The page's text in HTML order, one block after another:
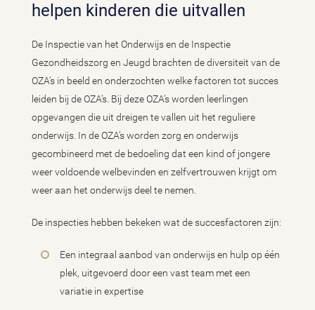
helpen kinderen die uitvallen
De Inspectie van het Onderwijs en de Inspectie
Gezondheidszorg en Jeugd brachten de diversiteit van de
OZA’s in beeld en onderzochten welke factoren tot succes
leiden bij de OZA’s. Bij deze OZA’s worden leerlingen
opgevangen die uit dreigen te vallen uit het reguliere
onderwijs. In de OZA’s worden zorg en onderwijs
gecombineerd met de bedoeling dat een kind of jongere
weer voldoende welbevinden en zelfvertrouwen krijgt om
weer aan het onderwijs deel te nemen.
De inspecties hebben bekeken wat de succesfactoren zijn:
Een integraal aanbod van onderwijs en hulp op één
plek, uitgevoerd door een vast team met een
variatie in expertise